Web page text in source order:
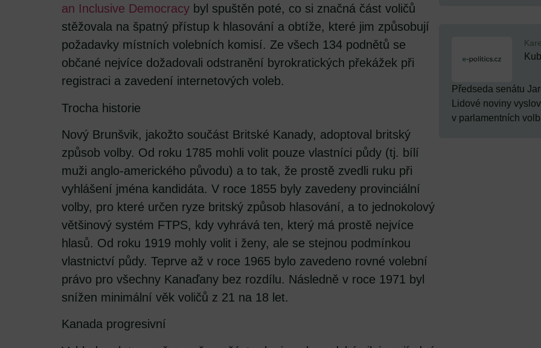
an Inclusive Democracy byl spuštěn poté, co si značná část voličů
stěžovala na špatný přístup k hlasování a obtíže, které jim způsobují
požadavky místních volebních komisí. Ze všech 134 podnětů se
občané nejvíce dožadovali odstranění byrokratických překážek při
registraci a zavedení internetových voleb.
Trocha historie
Nový Brunšvik, jakožto součást Britské Kanady, adoptoval britský
způsob volby. Od roku 1785 mohli volit pouze vlastníci půdy (tj. bílí
muži anglo-amerického původu) a to tak, že prostě zvedli ruku při
vyhlášení jména kandidáta. V roce 1855 byly zavedeny provinciální
volby, pro které určen ryze britský způsob hlasování, a to jednokolový
většinový systém FTPS, kdy vyhrává ten, který má prostě nejvíce
hlasů. Od roku 1919 mohly volit i ženy, ale se stejnou podmínkou
vlastnictví půdy. Teprve až v roce 1965 bylo zavedeno rovné volební
právo pro všechny Kanaďany bez rozdílu. Následně v roce 1971 byl
snížen minimální věk voličů z 21 na 18 let.
Kanada progresivní
Předseda senátu
Lidové noviny
v parlamentních